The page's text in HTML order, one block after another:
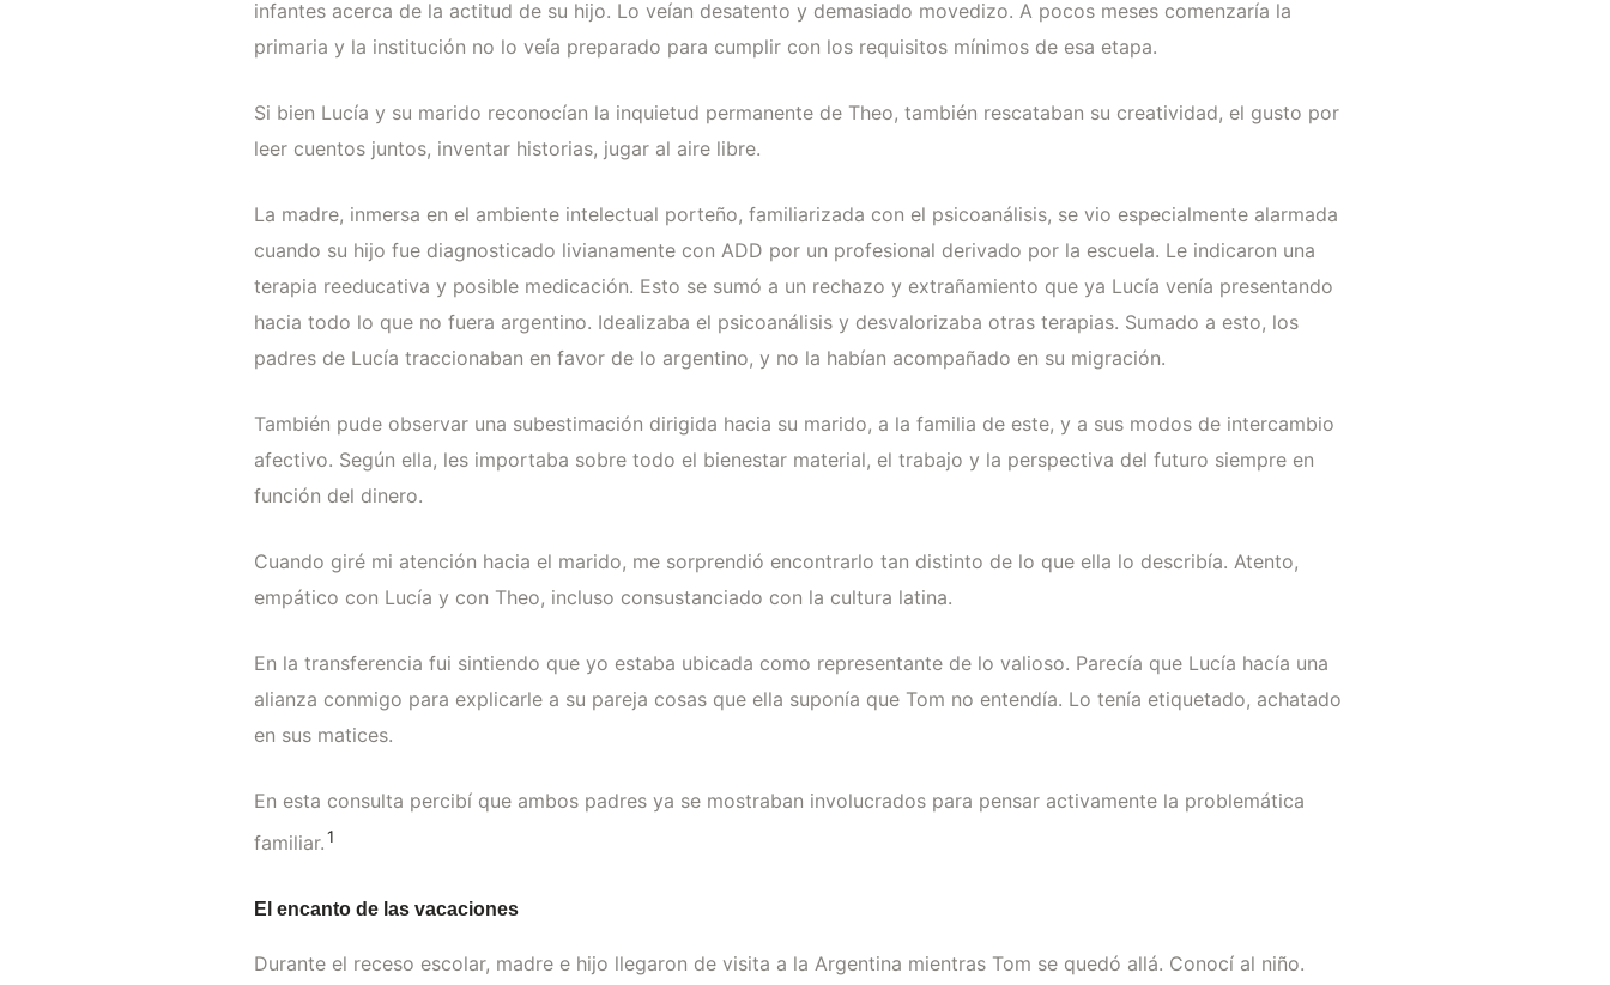
infantes acerca de la actitud de su hijo. Lo veían desatento y demasiado movedizo. A pocos meses comenzaría la
primaria y la institución no lo veía preparado para cumplir con los requisitos mínimos de esa etapa.
Si bien Lucía y su marido reconocían la inquietud permanente de Theo, también rescataban su creatividad, el gusto por
leer cuentos juntos, inventar historias, jugar al aire libre.
La madre, inmersa en el ambiente intelectual porteño, familiarizada con el psicoanálisis, se vio especialmente alarmada
cuando su hijo fue diagnosticado livianamente con ADD por un profesional derivado por la escuela. Le indicaron una
terapia reeducativa y posible medicación. Esto se sumó a un rechazo y extrañamiento que ya Lucía venía presentando
hacia todo lo que no fuera argentino. Idealizaba el psicoanálisis y desvalorizaba otras terapias. Sumado a esto, los
padres de Lucía traccionaban en favor de lo argentino, y no la habían acompañado en su migración.
También pude observar una subestimación dirigida hacia su marido, a la familia de este, y a sus modos de intercambio
afectivo. Según ella, les importaba sobre todo el bienestar material, el trabajo y la perspectiva del futuro siempre en
función del dinero.
Cuando giré mi atención hacia el marido, me sorprendió encontrarlo tan distinto de lo que ella lo describía. Atento,
empático con Lucía y con Theo, incluso consustanciado con la cultura latina.
En la transferencia fui sintiendo que yo estaba ubicada como representante de lo valioso. Parecía que Lucía hacía una
alianza conmigo para explicarle a su pareja cosas que ella suponía que Tom no entendía. Lo tenía etiquetado, achatado
en sus matices.
En esta consulta percibí que ambos padres ya se mostraban involucrados para pensar activamente la problemática
familiar.1
El encanto de las vacaciones
Durante el receso escolar, madre e hijo llegaron de visita a la Argentina mientras Tom se quedó allá. Conocí al niño.